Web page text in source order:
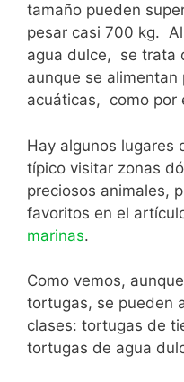
tamaño pueden
pesar casi 700 kg.
agua dulce, se trata
aunque se
acuáticas, como por
Hay algunos lugares
típico visitar zonas
preciosos animales,
favoritos en el
marinas.
Como vemos,
tortugas, se pueden
clases: tortugas de
tortugas de agua